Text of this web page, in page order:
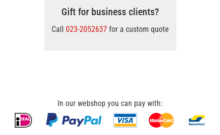
Gift for business clients?
Call 023-2052637for a custom quote
In our webshop you can pay with: